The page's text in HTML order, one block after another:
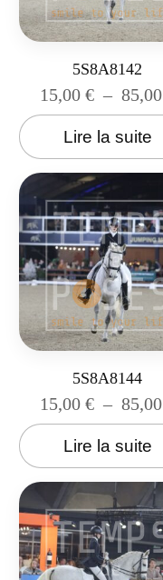
5S8A8142
15,00 € – 85,00
Lire la suite
5S8A8144
15,00 € – 85,00
Lire la suite